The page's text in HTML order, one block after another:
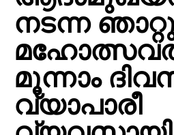
നടന്ന
മൂന്നാം
വ്യാപാരീ